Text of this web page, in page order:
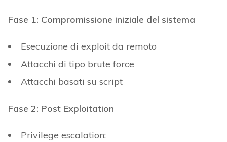
Fase 1: Compromissione iniziale del sistema
Esecuzione di exploit da remoto
Attacchi di tipo brute force
Attacchi basati su script
Fase 2: Post Exploitation
Privilege escalation: